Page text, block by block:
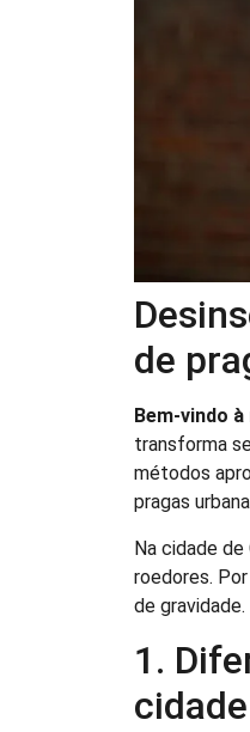
de
Bem-vindo
transforma
métodos
pragas
Na cidade
roedores.
de
1.
cidade